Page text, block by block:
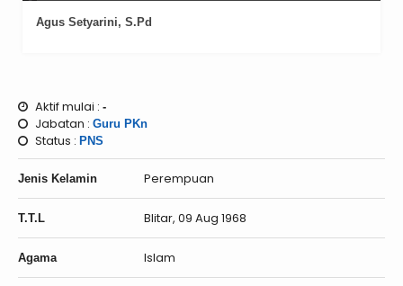
Agus Setyarini, S.Pd
Aktif mulai : -
Jabatan : Guru PKn
Status : PNS
Jenis Kelamin Perempuan
T.T.L Blitar, 09 Aug 1968
Agama Islam